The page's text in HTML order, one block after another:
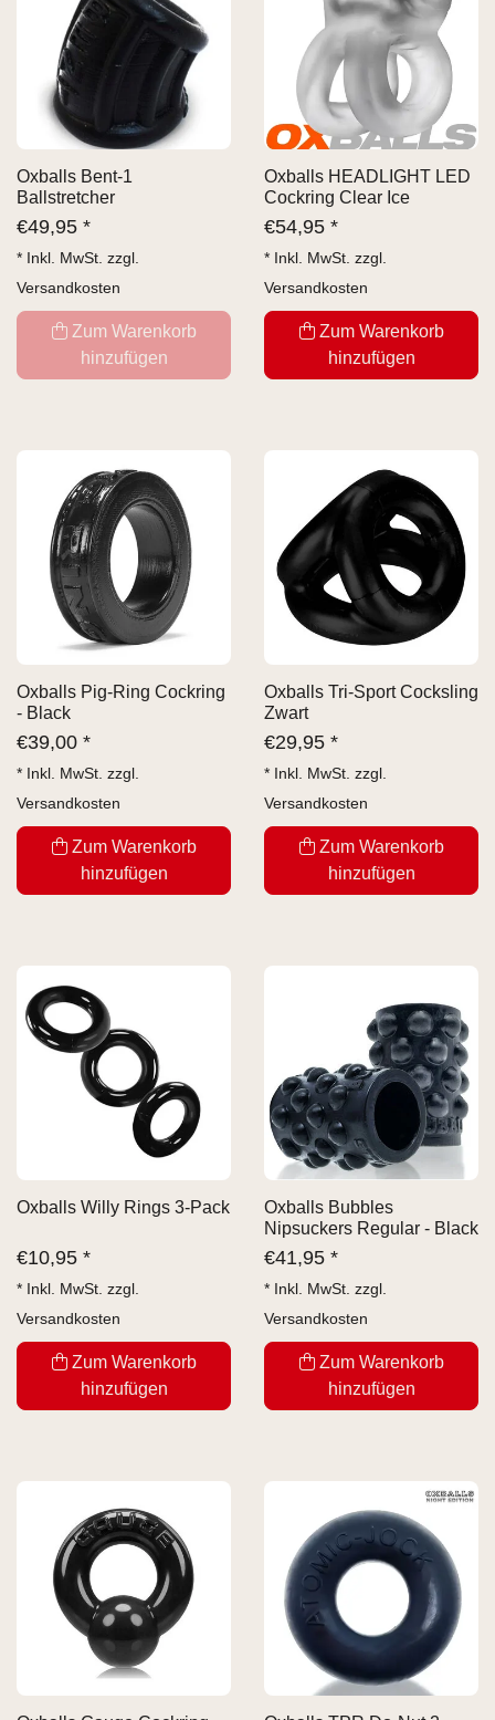
Oxballs Bent-1
Ballstretcher
€49,95 *
* Inkl. MwSt. zzgl.
Versandkosten
Zum Warenkorb
hinzufügen
Oxballs HEADLIGHT LED
Cockring Clear Ice
€54,95 *
* Inkl. MwSt. zzgl.
Versandkosten
Zum Warenkorb
hinzufügen
Oxballs Pig-Ring Cockring
- Black
€39,00 *
* Inkl. MwSt. zzgl.
Versandkosten
Zum Warenkorb
hinzufügen
Oxballs Tri-Sport Cocksling
Zwart
€29,95 *
* Inkl. MwSt. zzgl.
Versandkosten
Zum Warenkorb
hinzufügen
Oxballs Willy Rings 3-Pack
€10,95 *
* Inkl. MwSt. zzgl.
Versandkosten
Zum Warenkorb
hinzufügen
Oxballs Bubbles
Nipsuckers Regular - Black
€41,95 *
* Inkl. MwSt. zzgl.
Versandkosten
Zum Warenkorb
hinzufügen